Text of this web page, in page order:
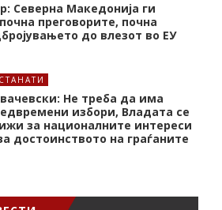
Северна Македонија ги
преговорите, почна
до влезот во ЕУ
Не треба да има
избори, Владата се
за националните интереси
достоинството на граѓаните